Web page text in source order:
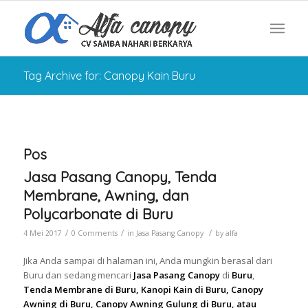
Tag Archive for: Canopy Kain Buru
Pos
Jasa Pasang Canopy, Tenda
Membrane, Awning, dan
Polycarbonate di Buru
4 Mei 2017 / 0 Comments / in Jasa Pasang Canopy / by alfa
Jika Anda sampai di halaman ini, Anda mungkin berasal dari
Buru dan sedang mencari Jasa Pasang Canopy di Buru,
Tenda Membrane di Buru, Kanopi Kain di Buru, Canopy
Awning di Buru, Canopy Awning Gulung di Buru, atau